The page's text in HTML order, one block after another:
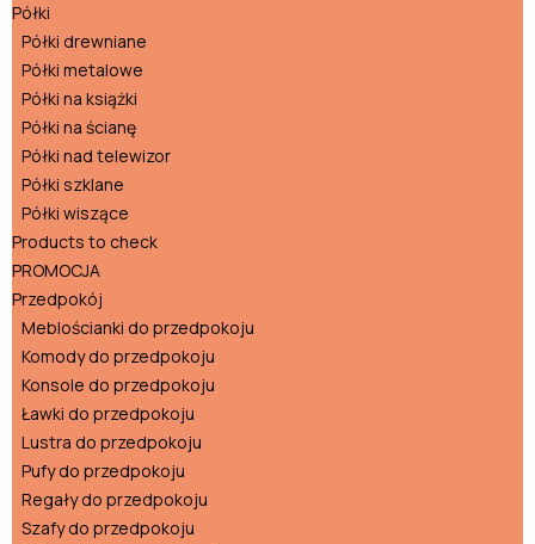
Półki
Półki drewniane
Półki metalowe
Półki na książki
Półki na ścianę
Półki nad telewizor
Półki szklane
Półki wiszące
Products to check
PROMOCJA
Przedpokój
Meblościanki do przedpokoju
Komody do przedpokoju
Konsole do przedpokoju
Ławki do przedpokoju
Lustra do przedpokoju
Pufy do przedpokoju
Regały do przedpokoju
Szafy do przedpokoju